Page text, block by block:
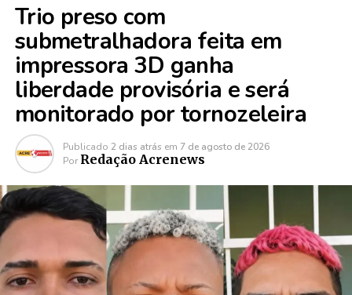
Trio preso com
submetralhadora feita em
impressora 3D ganha
liberdade provisória e será
monitorado por tornozeleira
Publicado 2 dias atrás em 7 de agosto de 2026
Por Redação Acrenews